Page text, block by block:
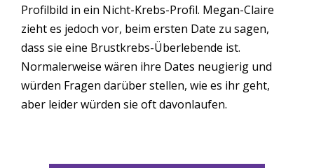
Profilbild in ein Nicht-Krebs-Profil. Megan-Claire
zieht es jedoch vor, beim ersten Date zu sagen,
dass sie eine Brustkrebs-Überlebende ist.
Normalerweise wären ihre Dates neugierig und
würden Fragen darüber stellen, wie es ihr geht,
aber leider würden sie oft davonlaufen.